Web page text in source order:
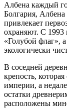
Албена каждый
Болгария, Албена
привлекает
охраняют. С 1993
«Голубой флаг»,
экологически
В соседней
крепость,
империи, а
остатки
расположены